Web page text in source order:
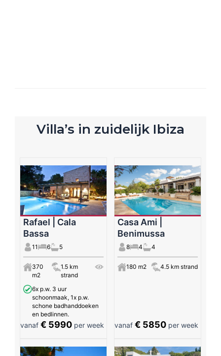
Villa’s in zuidelijk Ibiza
Rafael | Cala
Bassa
11 6 5
370
m2
1.5 km
strand
6x p.w. 3 uur
schoonmaak, 1x p.w.
schone badhanddoeken
en bedlinnen.
vanaf € 5990 per week
Casa Ami |
Benimussa
8 4 4
180 m2 4.5 km strand
vanaf€ 5850 per week